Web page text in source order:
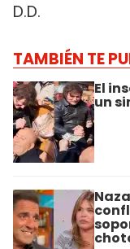
D.D.
TAMBIÉN TE
El
un